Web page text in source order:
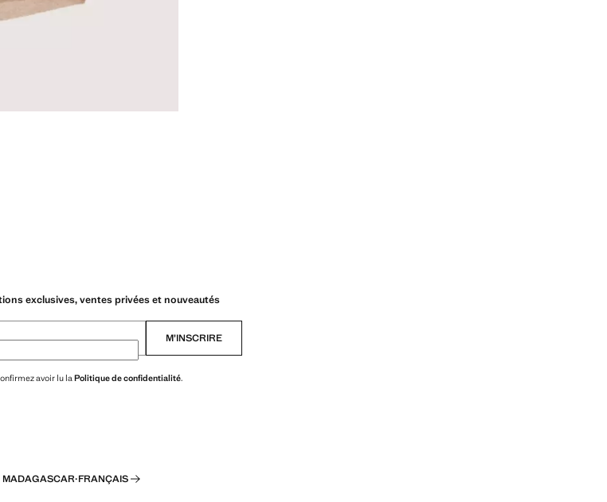
exclusives, ventes privées et nouveautés
M’INSCRIRE
avoir lu la Politique de confidentialité.
MADAGASCAR·FRANÇAIS